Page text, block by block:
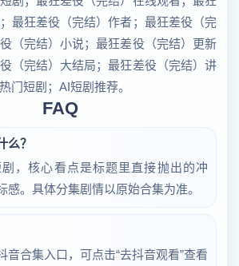
最狂差役（完结）作者；最狂差役（完
（完结）小说；最狂差役（完结）更新
（完结）大结局；最狂差役（完结）讲
门短剧；AI短剧推荐。
FAQ
么？
，核心看点是标题里直接抛出的冲
感。具体分集剧情以原始合集为准。
音合集入口，可点击“去抖音观看”查看